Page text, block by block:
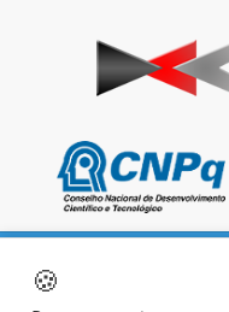
🍪
Página Inicial